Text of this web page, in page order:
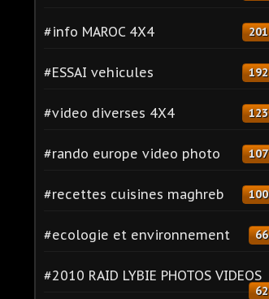
#info MAROC 4X4 201
#ESSAI vehicules 192
#video diverses 4X4 123
#rando europe video photo 107
#recettes cuisines maghreb 100
#ecologie et environnement 66
#2010 RAID LYBIE PHOTOS VIDEOS
62